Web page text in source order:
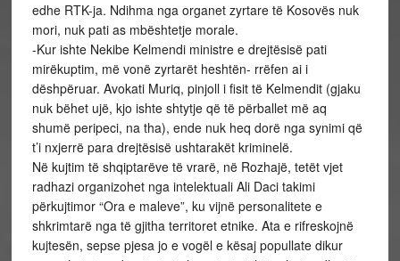
edhe RTK-ja. Ndihma nga organet zyrtare të Kosovës nuk
mori, nuk pati as mbështetje morale.
-Kur ishte Nekibe Kelmendi ministre e drejtësisë pati
mirëkuptim, më vonë zyrtarët heshtën- rrëfen ai i
dëshpëruar. Avokati Muriq, pinjoll i fisit të Kelmendit (gjaku
nuk bëhet ujë, kjo ishte shtytje që të përballet më aq
shumë peripeci, na tha), ende nuk heq dorë nga synimi që
t’i nxjerrë para drejtësisë ushtarakët kriminelë.
Në kujtim të shqiptarëve të vrarë, në Rozhajë, tetët vjet
radhazi organizohet nga intelektuali Ali Daci takimi
përkujtimor “Ora e maleve”, ku vijnë personalitete e
shkrimtarë nga të gjitha territoret etnike. Ata e rifreskojnë
kujtesën, sepse pjesa jo e vogël e kësaj popullate dikur